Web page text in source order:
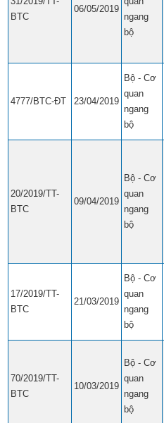
BTC
06/05/2019
ngang
bộ
4777/BTC-ĐT 23/04/2019
Bộ - Cơ
quan
ngang
bộ
20/2019/TT-
BTC
09/04/2019
Bộ - Cơ
quan
ngang
bộ
17/2019/TT-
BTC
21/03/2019
Bộ - Cơ
quan
ngang
bộ
70/2019/TT-
BTC
10/03/2019
Bộ - Cơ
quan
ngang
bộ